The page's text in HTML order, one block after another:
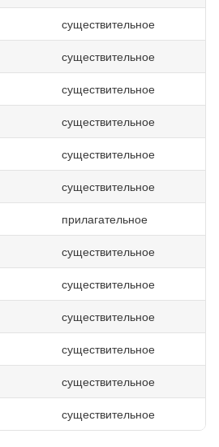
существительное
существительное
существительное
существительное
существительное
существительное
прилагательное
существительное
существительное
существительное
существительное
существительное
существительное